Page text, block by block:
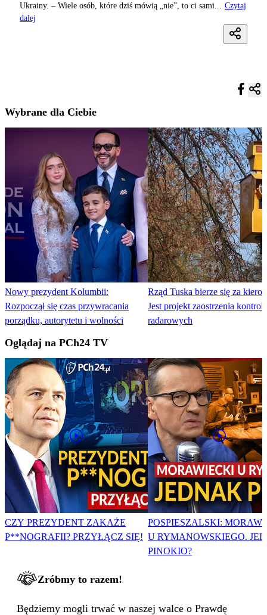
Ukrainy. – Wiele osób, które dziś mówią „nie”, to ci sami...
Czytaj
dalej
Wybrane dla Ciebie
Nowy prezydent Kolumbii:
Rozpoczął się czas przywracania
porządku, autorytetu i wolności
Rząd Tuska bierze się za
Jest projekt zaostrzenia kontroli
radarowych
Oglądaj na PCh24 TV
CZY PREZYDENT ZAKAŻE
P**NOGRAFII? PRZYŁĄCZ SIĘ!
POSPIESZALSKI:
U RYMANOWSKIEGO.
PINOKIO?
Zróbmy to razem!
Będziemy mogli trwać w naszej walce o Prawdę